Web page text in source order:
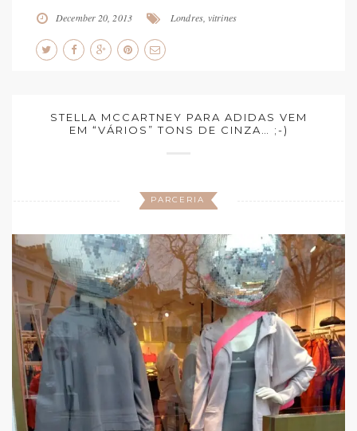
December 20, 2013 Londres,vitrines
STELLA MCCARTNEY PARA ADIDAS VEM
EM “VÁRIOS” TONS DE CINZA… ;-)
PARCERIA